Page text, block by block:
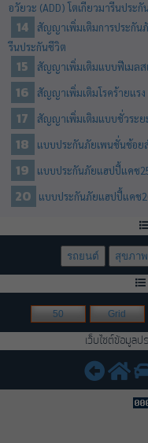
อวัยวะ (ADD) โตเกียวมารีนประกั
สัญญาเพิ่มเติมการประกัน
รีนประกันชีวิต
สัญญาเพิ่มเติมแบบฟีเมลส
สัญญาเพิ่มเติมโรคร้ายแรง
สัญญาเพิ่มเติมแบบชั่วระย
แบบประกันภัยเพนชั่นช้อย
แบบประกันภัยแฮปปี้แคช
แบบประกันภัยแฮปปี้แคช
รถยนต์ สุขภาพ
50 Grid
เว็บไซต์ข้อมูล